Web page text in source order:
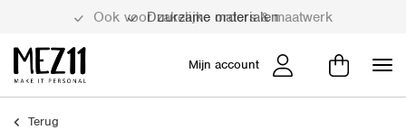
Duurzame materialen
Mijn account
Terug